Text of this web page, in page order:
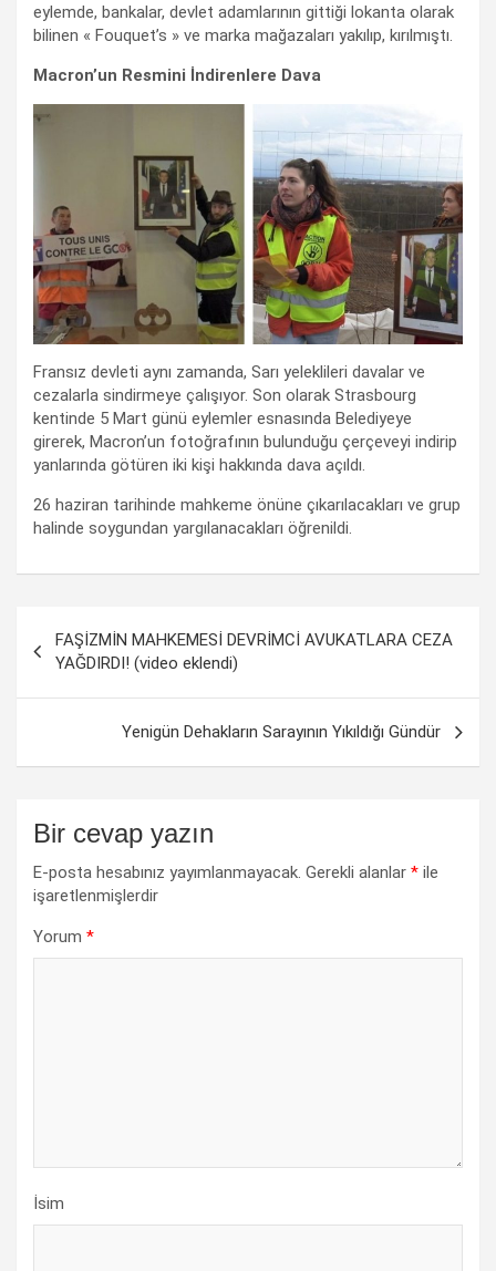
eylemde, bankalar, devlet adamlarının gittiği lokanta olarak
bilinen « Fouquet’s » ve marka mağazaları yakılıp, kırılmıştı.
Macron’un Resmini İndirenlere Dava
Fransız devleti aynı zamanda, Sarı yeleklileri davalar ve
cezalarla sindirmeye çalışıyor. Son olarak Strasbourg
kentinde 5 Mart günü eylemler esnasında Belediyeye
girerek, Macron’un fotoğrafının bulunduğu çerçeveyi indirip
yanlarında götüren iki kişi hakkında dava açıldı.
26 haziran tarihinde mahkeme önüne çıkarılacakları ve grup
halinde soygundan yargılanacakları öğrenildi.
dolaşımı
FAŞİZMİN MAHKEMESİ DEVRİMCİ AVUKATLARA CEZA
YAĞDIRDI! (video eklendi)
Yenigün Dehakların Sarayının Yıkıldığı Gündür
Bir cevap yazın
E-posta hesabınız yayımlanmayacak. Gerekli alanlar * ile
işaretlenmişlerdir
Yorum *
İsim